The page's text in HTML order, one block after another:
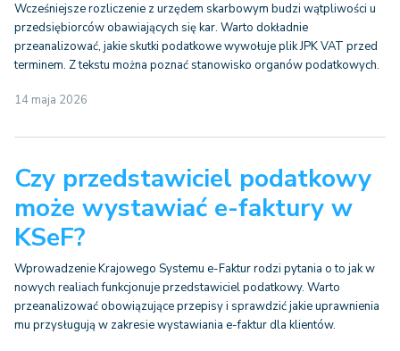
Wcześniejsze rozliczenie z urzędem skarbowym budzi wątpliwości u
przedsiębiorców obawiających się kar. Warto dokładnie
przeanalizować, jakie skutki podatkowe wywołuje plik JPK VAT przed
terminem. Z tekstu można poznać stanowisko organów podatkowych.
14 maja 2026
Czy przedstawiciel podatkowy
może wystawiać e-faktury w
KSeF?
Wprowadzenie Krajowego Systemu e-Faktur rodzi pytania o to jak w
nowych realiach funkcjonuje przedstawiciel podatkowy. Warto
przeanalizować obowiązujące przepisy i sprawdzić jakie uprawnienia
mu przysługują w zakresie wystawiania e-faktur dla klientów.